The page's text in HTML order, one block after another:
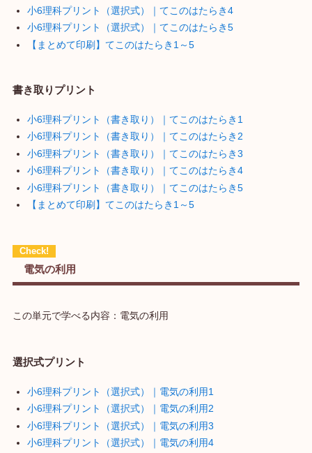
小6理科プリント（選択式）｜てこのはたらき4
小6理科プリント（選択式）｜てこのはたらき5
【まとめて印刷】てこのはたらき1～5
書き取りプリント
小6理科プリント（書き取り）｜てこのはたらき1
小6理科プリント（書き取り）｜てこのはたらき2
小6理科プリント（書き取り）｜てこのはたらき3
小6理科プリント（書き取り）｜てこのはたらき4
小6理科プリント（書き取り）｜てこのはたらき5
【まとめて印刷】てこのはたらき1～5
電気の利用
この単元で学べる内容：電気の利用
選択式プリント
小6理科プリント（選択式）｜電気の利用1
小6理科プリント（選択式）｜電気の利用2
小6理科プリント（選択式）｜電気の利用3
小6理科プリント（選択式）｜電気の利用4